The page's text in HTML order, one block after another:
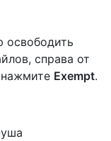
освободить
справа от
Exempt.